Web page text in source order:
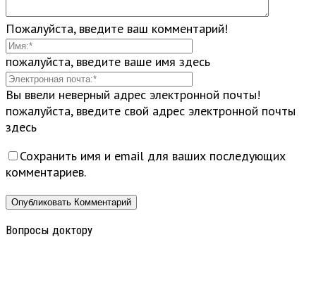
Пожалуйста, введите ваш комментарий!
пожалуйста, введите ваше имя здесь
Вы ввели неверный адрес электронной почты!
пожалуйста, введите свой адрес электронной почты
здесь
Сохранить имя и email для ваших последующих
комментариев.
Вопросы доктору